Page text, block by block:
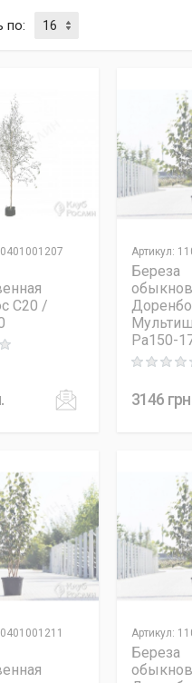
по:
C20 /
of 5
Артикул:
Береза
Pa150-
Rating: 0
3146
Артикул:
Береза